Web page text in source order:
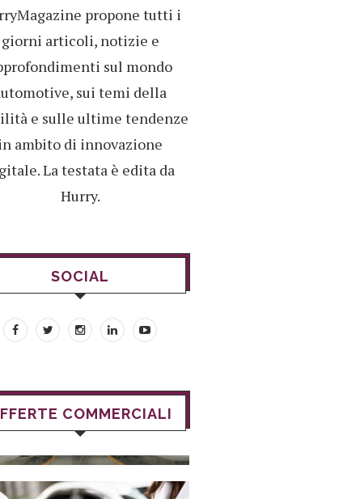
propone tutti i
giorni articoli, notizie e
sul mondo
sui temi della
e sulle ultime tendenze
ambito di innovazione
La testata è edita da
Hurry.
SOCIAL
COMMERCIALI